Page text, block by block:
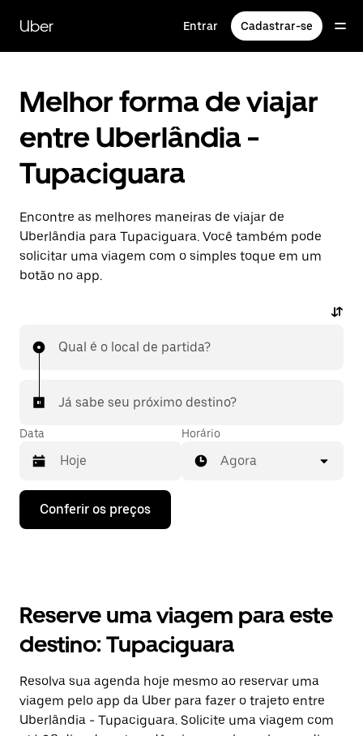
para
conteúdo
Uber Entrar Cadastrar-se
Melhor forma de viajar
entre Uberlândia -
Tupaciguara
Encontre as melhores maneiras de viajar de
Uberlândia para Tupaciguara. Você também pode
solicitar uma viagem com o simples toque em um
botão no app.
Qual é o local de partida?
Já sabe seu próximo destino?
Data
Pressione
seta
o
e
uma
data.
Pressione
a
Horário
Agora
Conferir os preços
Reserve uma viagem para este
destino: Tupaciguara
Resolva sua agenda hoje mesmo ao reservar uma
viagem pelo app da Uber para fazer o trajeto entre
Uberlândia - Tupaciguara. Solicite uma viagem com